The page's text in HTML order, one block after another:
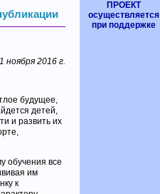
ноября 2016 г.
будущее,
детей,
и развить их
обучения все
им
к
ПРОЕКТ
осуществляется
при поддержке